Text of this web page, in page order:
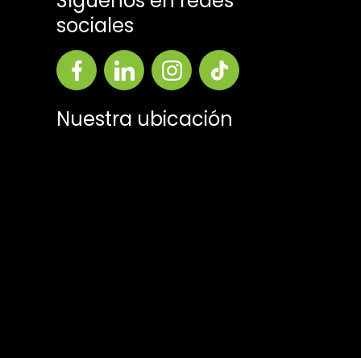
sociales
Nuestra ubicación